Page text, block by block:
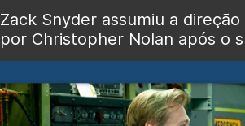
Zack Snyder assumiu a
por Christopher Nolan após o